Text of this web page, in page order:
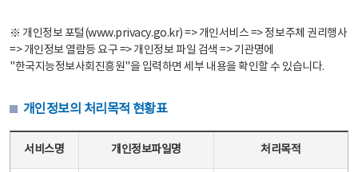
※ 개인정보 포털(www.privacy.go.kr) => 개인서비스 => 정보주체 권리행사
=> 개인정보 열람등 요구 => 개인정보 파일 검색 => 기관명에
"한국지능정보사회진흥원"을 입력하면 세부 내용을 확인할 수 있습니다.
개인정보의 처리목적 현황표
서비스명 개인정보파일명 처리목적